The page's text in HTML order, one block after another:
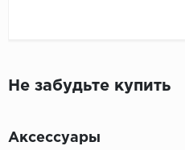
Не забудьте купить
Аксессуары